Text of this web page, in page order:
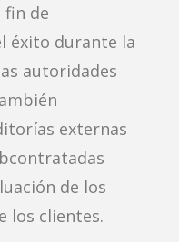
fin de
éxito durante la
autoridades
externas
de los
los clientes.